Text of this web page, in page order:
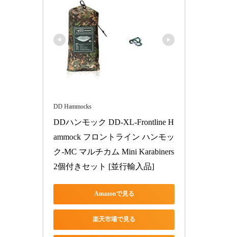
DD Hammocks
DDハンモック DD-XL-Frontline H
ammock フロントライン ハンモッ
ク-MC マルチカム Mini Karabiners
2個付きセット [並行輸入品]
Amazonで見る
楽天市場で見る